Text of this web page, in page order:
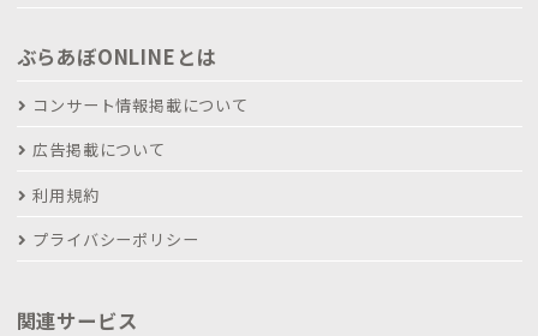
ぶらあぼONLINEとは
コンサート情報掲載について
広告掲載について
利用規約
プライバシーポリシー
関連サービス